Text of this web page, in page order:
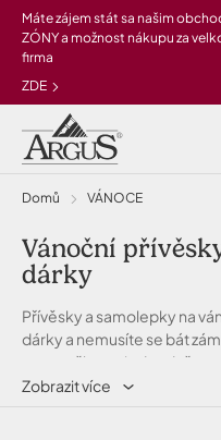
Přeskočit na hlavní obsah
Máte zájem stát sa našim
ZÓNY a možnost nákupu za
firma
ZDE
Domů VÁNOCE
Vánoční přívěsky a samolepky na
dárky
Přívěsky a samolepky na
dárky a nemusíte se bát
stromečkem. Jednoduše
určen a nalepte ji na dárek.
Zobrazit více